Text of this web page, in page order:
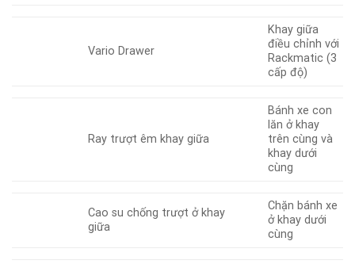
Vario Drawer
Khay giữa
điều chỉnh với
Rackmatic (3
cấp độ)
Ray trượt êm khay giữa
Bánh xe con
lăn ở khay
trên cùng và
khay dưới
cùng
Cao su chống trượt ở khay
giữa
Chặn bánh xe
ở khay dưới
cùng